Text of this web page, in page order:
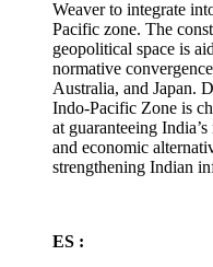
Weaver to integrate
Pacific zone. The
geopolitical space is
normative
Australia, and Japan.
Indo-Pacific Zone is
at guaranteeing
and economic
strengthening Indian
ES :